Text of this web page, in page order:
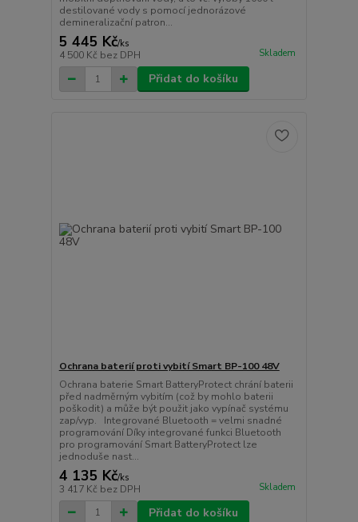
destilované vody s pomocí jednorázové
demineralizační patron...
5 445 Kč/ks
4 500 Kč bez DPH Skladem
Přidat do košíku
Ochrana baterií proti vybití Smart BP-100 48V
Ochrana baterie Smart BatteryProtect chrání baterii
před nadměrným vybitím (což by mohlo baterii
poškodit) a může být použit jako vypínač systému
zap/vyp. Integrované Bluetooth = velmi snadné
programování Díky integrované funkci Bluetooth
pro programování Smart BatteryProtect lze
jednoduše nast...
4 135 Kč/ks
3 417 Kč bez DPH Skladem
Přidat do košíku